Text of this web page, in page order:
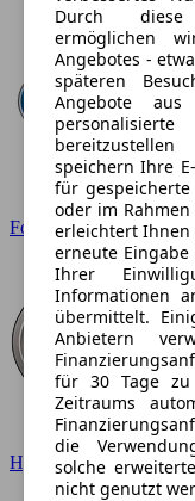
Ford
Hyundai
Durch diese
ermöglichen
Angebotes -
späteren
Angebote
speichern Ihre
für
oder im
erleichtert Ihnen
erneute
Ihrer
Informationen
übermittelt.
Anbietern
für 30 Tage zu
Zeitraums
die
solche
nicht genutzt